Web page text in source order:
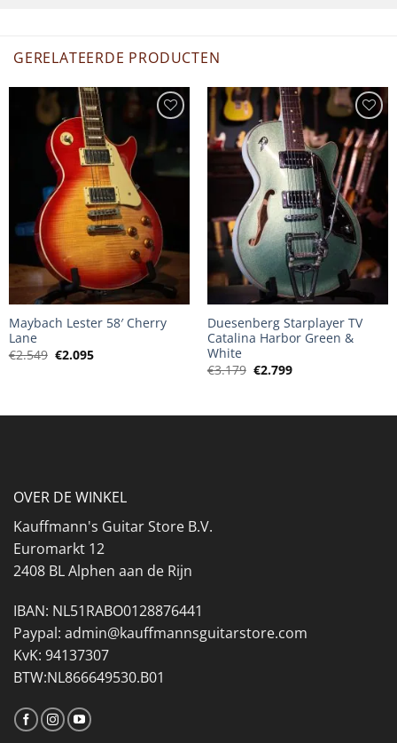
GERELATEERDE PRODUCTEN
Maybach Lester 58′ Cherry
Lane
€2.549 Oorspronkelijke
prijs
€2.095Huidige
prijs
Duesenberg Starplayer TV
Catalina Harbor Green &
White
€3.179 Oorspronkelijke
prijs
€2.799Huidige
OVER DE WINKEL
Kauffmann's Guitar Store B.V.
Euromarkt 12
2408 BL Alphen aan de Rijn
IBAN: NL51RABO0128876441
Paypal: admin@kauffmannsguitarstore.com
KvK: 94137307
BTW:NL866649530.B01